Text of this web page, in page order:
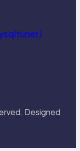
Designed